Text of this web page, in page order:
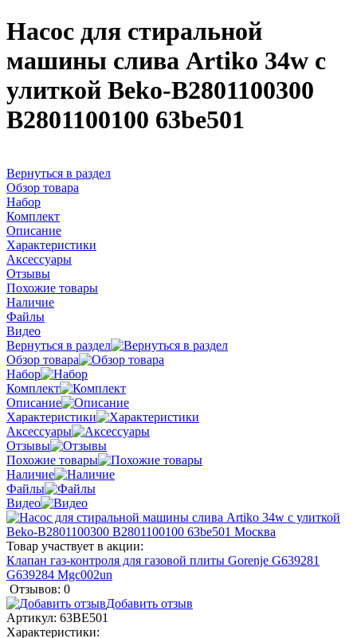
Насос для стиральной
машины слива Artiko 34w с
улиткой Beko-B2801100300
B2801100100 63be501
Вернуться в раздел
Обзор товара
Набор
Комплект
Описание
Характеристики
Аксессуары
Отзывы
Похожие товары
Наличие
Файлы
Видео
Вернуться в раздел
Обзор товара
Набор
Комплект
Описание
Характеристики
Аксессуары
Отзывы
Похожие товары
Наличие
Файлы
Видео
Товар участвует в акции:
Клапан газ-контроля для газовой плиты Gorenje G639281
G639284 Mgc002un
Отзывов: 0
Добавить отзыв
Артикул: 63BE501
Характеристики: